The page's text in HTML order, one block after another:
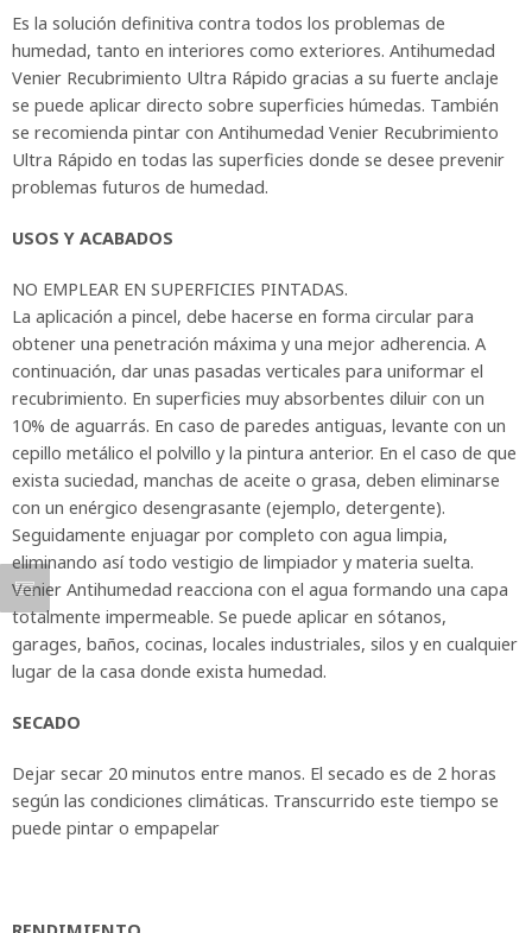
Es la solución definitiva contra todos los problemas de
humedad, tanto en interiores como exteriores. Antihumedad
Venier Recubrimiento Ultra Rápido gracias a su fuerte anclaje
se puede aplicar directo sobre superficies húmedas. También
se recomienda pintar con Antihumedad Venier Recubrimiento
Ultra Rápido en todas las superficies donde se desee prevenir
problemas futuros de humedad.
USOS Y ACABADOS
NO EMPLEAR EN SUPERFICIES PINTADAS.
La aplicación a pincel, debe hacerse en forma circular para
obtener una penetración máxima y una mejor adherencia. A
continuación, dar unas pasadas verticales para uniformar el
recubrimiento. En superficies muy absorbentes diluir con un
10% de aguarrás. En caso de paredes antiguas, levante con un
cepillo metálico el polvillo y la pintura anterior. En el caso de que
exista suciedad, manchas de aceite o grasa, deben eliminarse
con un enérgico desengrasante (ejemplo, detergente).
Seguidamente enjuagar por completo con agua limpia,
eliminando así todo vestigio de limpiador y materia suelta.
Venier Antihumedad reacciona con el agua formando una capa
totalmente impermeable. Se puede aplicar en sótanos,
garages, baños, cocinas, locales industriales, silos y en cualquier
lugar de la casa donde exista humedad.
SECADO
Dejar secar 20 minutos entre manos. El secado es de 2 horas
según las condiciones climáticas. Transcurrido este tiempo se
puede pintar o empapelar